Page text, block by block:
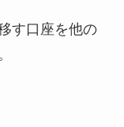
す口座を他の